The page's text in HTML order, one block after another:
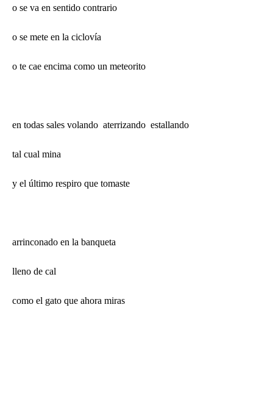
o se va en sentido contrario
o se mete en la ciclovía
o te cae encima como un meteorito
en todas sales volando aterrizando estallando
tal cual mina
y el último respiro que tomaste
arrinconado en la banqueta
lleno de cal
como el gato que ahora miras